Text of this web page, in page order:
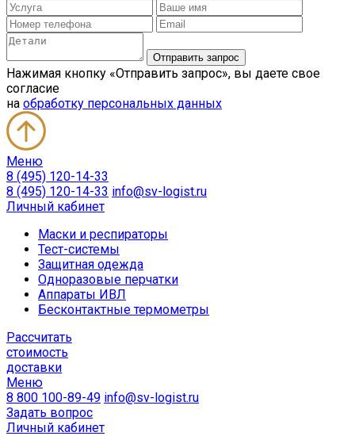
Нажимая кнопку «Отправить запрос», вы даете свое
согласие
на обработку персональных данных
Меню
8 (495) 120-14-33
8 (495) 120-14-33 info@sv-logist.ru
Личный кабинет
Маски и респираторы
Тест-системы
Защитная одежда
Одноразовые перчатки
Аппараты ИВЛ
Бесконтактные термометры
Расcчитать
стоимость
доставки
Меню
8 800 100-89-49 info@sv-logist.ru
Задать вопрос
Личный кабинет